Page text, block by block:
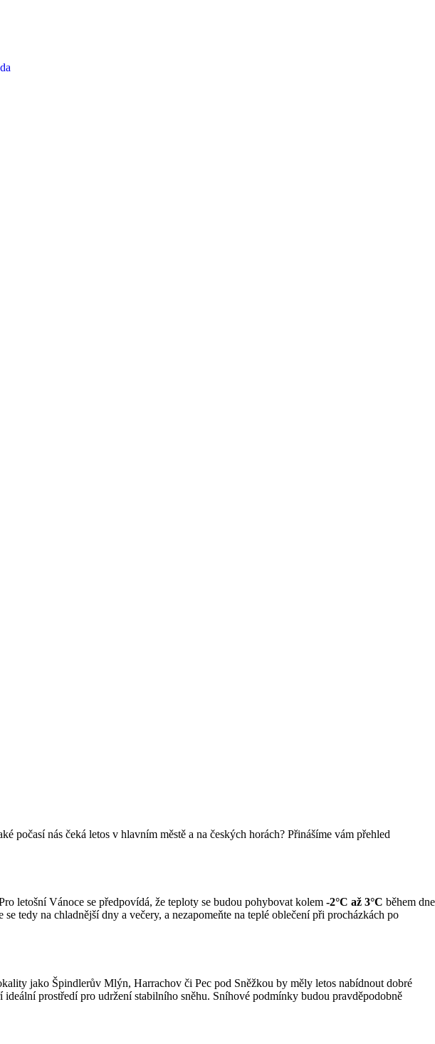
počasí nás čeká letos v hlavním městě a na českých horách? Přinášíme vám přehled
letošní Vánoce se předpovídá, že teploty se budou pohybovat kolem -2°C až 3°C během dne
tedy na chladnější dny a večery, a nezapomeňte na teplé oblečení při procházkách po
jako Špindlerův Mlýn, Harrachov či Pec pod Sněžkou by měly letos nabídnout dobré
ideální prostředí pro udržení stabilního sněhu. Sníhové podmínky budou pravděpodobně